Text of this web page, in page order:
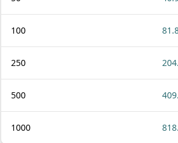
100
250
500
1000